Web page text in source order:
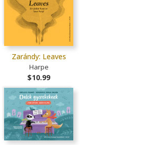
Zarándy: Leaves
Harpe
$10.99